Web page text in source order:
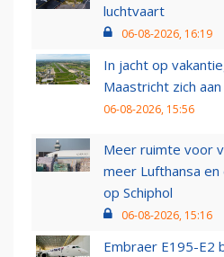
luchtvaart
06-08-2026, 16:19
In jacht op
Maastricht zich aan
06-08-2026, 15:56
Meer ruimte voor
meer Lufthansa
op Schiphol
06-08-2026, 15:16
Embraer E195-E2